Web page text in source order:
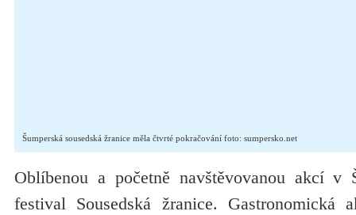
Šumperská sousedská žranice měla čtvrté pokračování foto: sumpersko.net
Oblíbenou a početně navštěvovanou akcí v
festival Sousedská žranice. Gastronomická